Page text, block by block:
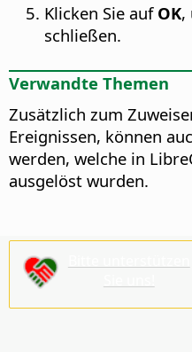
Klicken Sie auf OK,
schließen.
Verwandte Themen
Zusätzlich zum
Ereignissen, können
werden, welche in
ausgelöst wurden.